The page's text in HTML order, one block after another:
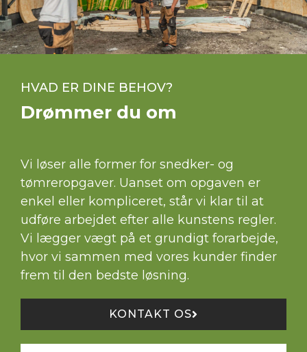
HVAD ER DINE BEHOV?
Drømmer du om
Vi løser alle former for snedker- og
tømreropgaver. Uanset om opgaven er
enkel eller kompliceret, står vi klar til at
udføre arbejdet efter alle kunstens regler.
Vi lægger vægt på et grundigt forarbejde,
hvor vi sammen med vores kunder finder
frem til den bedste løsning.
KONTAKT OS